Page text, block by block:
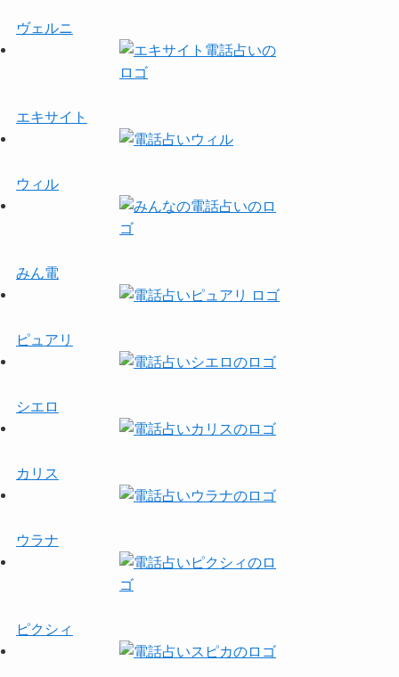
ヴェルニ
エキサイト
ウィル
みん電
ピュアリ
シエロ
カリス
ウラナ
ピクシィ